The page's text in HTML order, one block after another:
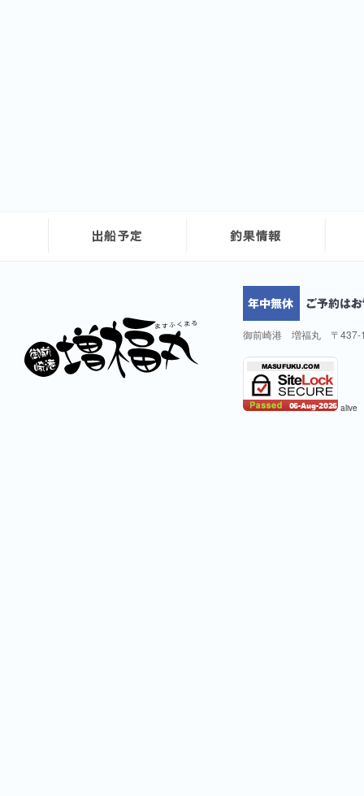
御前崎港 増福丸 〒437-
alive